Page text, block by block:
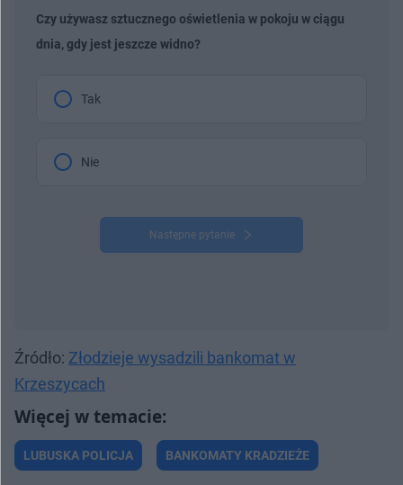
Czy używasz sztucznego oświetlenia w pokoju w ciągu
dnia, gdy jest jeszcze widno?
Tak
Nie
Następne pytanie
Źródło: Złodzieje wysadzili bankomat w
Krzeszycach
LUBUSKA POLICJA BANKOMATY KRADZIEŻE